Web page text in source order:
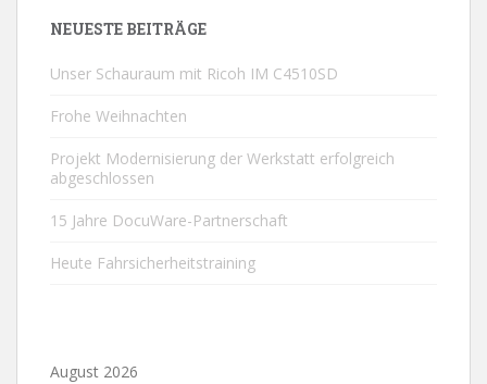
NEUESTE BEITRÄGE
Unser Schauraum mit Ricoh IM C4510SD
Frohe Weihnachten
Projekt Modernisierung der Werkstatt erfolgreich
abgeschlossen
15 Jahre DocuWare-Partnerschaft
Heute Fahrsicherheitstraining
August 2026